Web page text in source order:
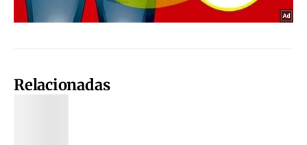
Relacionadas